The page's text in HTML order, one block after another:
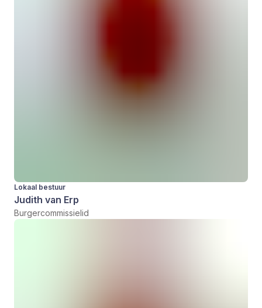
Lokaal bestuur
Judith van Erp
Burgercommissielid